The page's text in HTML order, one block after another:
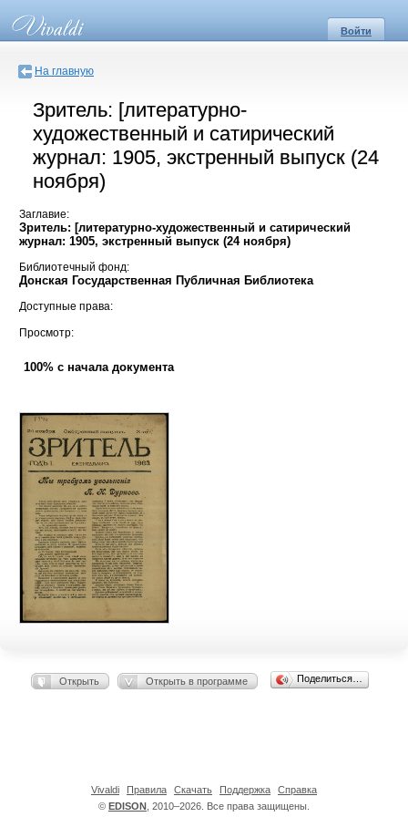
Войти
На главную
Зритель: [литературно-
художественный и сатирический
журнал: 1905, экстренный выпуск (24
ноября)
Заглавие:
Зритель: [литературно-художественный и сатирический
журнал: 1905, экстренный выпуск (24 ноября)
Библиотечный фонд:
Донская Государственная Публичная Библиотека
Доступные права:
Просмотр:
100% с начала документа
Открыть Открыть в программе Поделиться…
© EDISON , 2010–2026. Все права защищены.
Vivaldi Правила Скачать Поддержка Справка